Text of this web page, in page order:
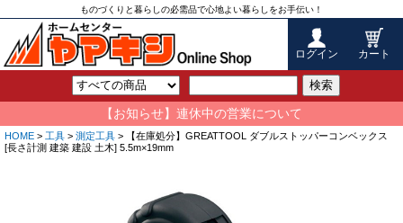
ものづくりと暮らしの必需品で心地よい暮らしをお手伝い！
ログイン カート
検索
【お知らせ】連休中の営業について
HOME > 工具 > 測定工具 > 【在庫処分】GREATTOOL ダブルストッパーコンベックス
[長さ計測 建築 建設 土木] 5.5m×19mm